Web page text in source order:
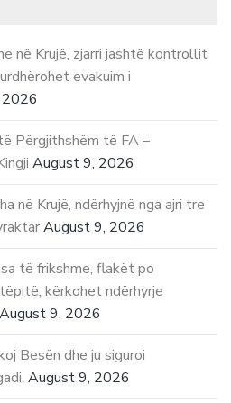
në Krujë, zjarri jashtë kontrollit
evakuim i
Përgjithshëm të FA –
August 9, 2026
në Krujë, ndërhyjnë nga ajri tre
August 9, 2026
të frikshme, flakët po
kërkohet ndërhyrje
August 9, 2026
Besën dhe ju siguroi
August 9, 2026